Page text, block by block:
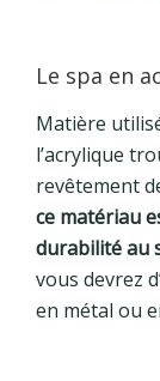
Le spa en
Matière
l’acrylique
revêtement
ce matériau
durabilité au
vous devrez
en métal ou